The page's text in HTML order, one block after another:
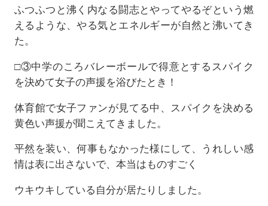
ふつふつと沸く内なる闘志とやってやるぞという燃
えるような、やる気とエネルギーが自然と沸いてき
た。
□③中学のころバレーボールで得意とするスパイク
を決めて女子の声援を浴びたとき！
体育館で女子ファンが見てる中、スパイクを決める
黄色い声援が聞こえてきました。
平然を装い、何事もなかった様にして、うれしい感
情は表に出さないで、本当はものすごく
ウキウキしている自分が居たりしました。